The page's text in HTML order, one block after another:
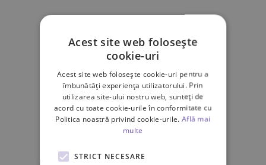
Acest site web folosește
cookie-uri
Acest site web folosește cookie-uri pentru a
îmbunătăți experiența utilizatorului. Prin
utilizarea site-ului nostru web, sunteți de
acord cu toate cookie-urile în conformitate cu
Politica noastră privind cookie-urile.Află mai
multe
STRICT NECESARE